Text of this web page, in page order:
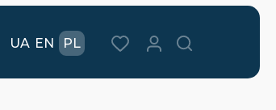
EN PL
UA